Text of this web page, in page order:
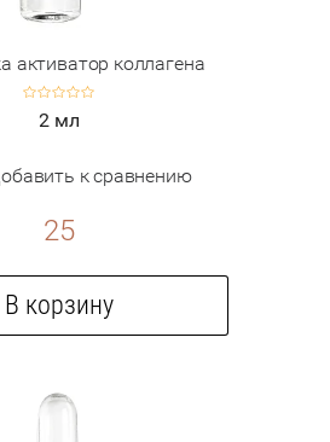
активатор коллагена
2 мл
к сравнению
25
В корзину